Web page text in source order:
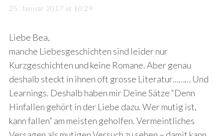
a
s
:
25. Januar 2017 at 10:29
Liebe Bea,
manche Liebesgeschichten sind leider nur
Kurzgeschichten und keine Romane. Aber genau
deshalb steckt in ihnen oft grosse Literatur……… Und
Learnings. Deshalb haben mir Deine Sätze “Denn
Hinfallen gehört in der Liebe dazu. Wer mutig ist,
kann fallen” am meisten geholfen. Vermeintliches